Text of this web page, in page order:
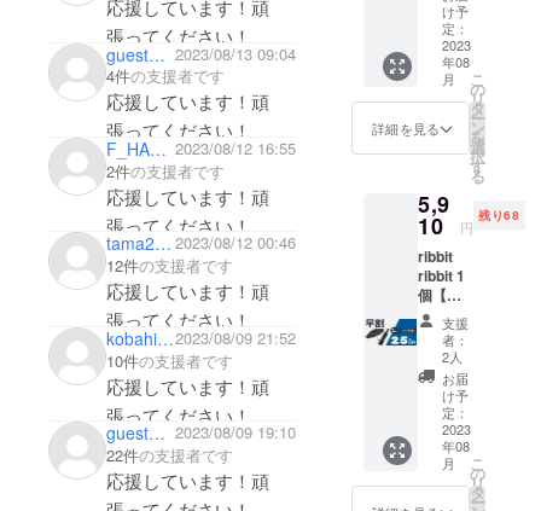
応援しています！頑
張ってください！
guest29360a2a1764 2023/08/13 09:04
4件の支援者です
応援しています！頑
張ってください！
F_HAJIME 2023/08/12 16:55
2件の支援者です
応援しています！頑
張ってください！
tama21dec 2023/08/12 00:46
12件の支援者です
応援しています！頑
張ってください！
kobahiro462023/08/09 21:52
10件の支援者です
応援しています！頑
張ってください！
guest26146abee8a4 2023/08/09 19:10
22件の支援者です
応援しています！頑
を満たしつ
つ、毎日持
ち歩いても
邪魔になら
ないように
A4サイズの
まるサイズ
の高機能傘
を開発しま
した。
また、毎日
持ち歩くに
は軽量であ
ることも大
きなファク
ターです。
軽量かつ高
7,880円
5,520円
（税・
送料
込）
【内
ribbit ×
1 ■専用
ケース
× 1 ※製
造状況
により
出荷時
期が遅
れる場
合、早
急にご
連絡致
しま
す。
け予
定：
2023
年08
月
詳細を見る
こ
の
リ
タ
ー
ン
を
選
択
す
る
5,9
10 円
残り68
ribbit
ribbit 1
個【早
割
25％OF
F】70名
限定 定
7,880円
5,910円
（税・
送料
支援
者：
2人
お届
け予
定：
2023
年08
月
こ
の
リ
タ
ー